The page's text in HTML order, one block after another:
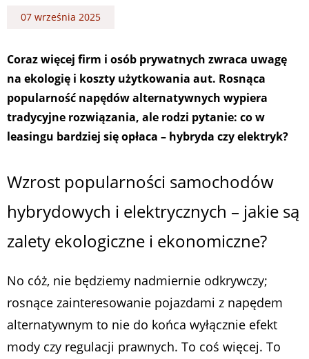
07 września 2025
Coraz więcej firm i osób prywatnych zwraca uwagę
na ekologię i koszty użytkowania aut. Rosnąca
popularność napędów alternatywnych wypiera
tradycyjne rozwiązania, ale rodzi pytanie: co w
leasingu bardziej się opłaca – hybryda czy elektryk?
Wzrost popularności samochodów
hybrydowych i elektrycznych – jakie są
zalety ekologiczne i ekonomiczne?
No cóż, nie będziemy nadmiernie odkrywczy;
rosnące zainteresowanie pojazdami z napędem
alternatywnym to nie do końca wyłącznie efekt
mody czy regulacji prawnych. To coś więcej. To